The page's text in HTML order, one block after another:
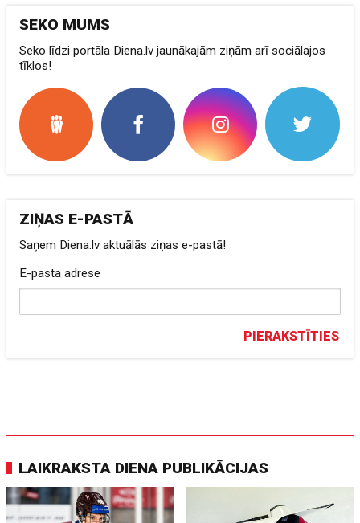
SEKO MUMS
Seko līdzi portāla Diena.lv jaunākajām ziņām arī sociālajos
tīklos!
ZIŅAS E-PASTĀ
Saņem Diena.lv aktuālās ziņas e-pastā!
E-pasta adrese
PIERAKSTĪTIES
LAIKRAKSTA DIENA PUBLIKĀCIJAS